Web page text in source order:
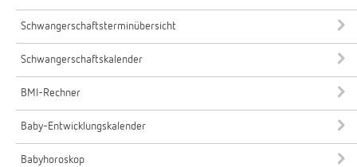
Schwangerschaftsterminübersicht
Schwangerschaftskalender
BMI-Rechner
Baby-Entwicklungskalender
Babyhoroskop